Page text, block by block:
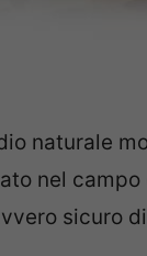
naturale
nel
sicuro